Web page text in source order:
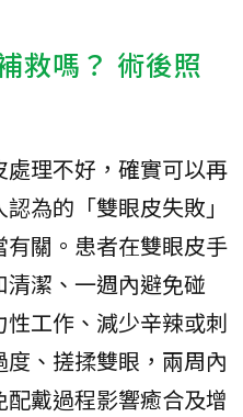
救嗎？ 術後照
理不好，確實可以再
為的「雙眼皮失敗」
關。患者在雙眼皮手
潔、一週內避免碰
工作、減少辛辣或刺
、搓揉雙眼，兩周內
戴過程影響癒合及增